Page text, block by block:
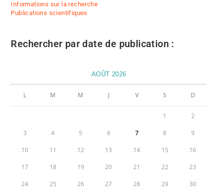
Informations sur la recherche
Publications scientifiques
Rechercher par date de publication :
AOÛT 2026
L M M J V S D
1 2
3 4 5 6 7 8 9
10 11 12 13 14 15 16
17 18 19 20 21 22 23
24 25 26 27 28 29 30